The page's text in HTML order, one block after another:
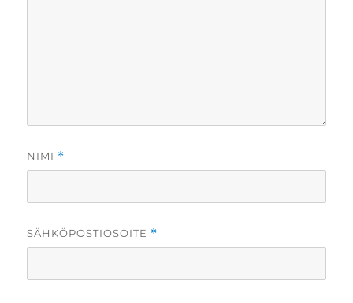
NIMI *
SÄHKÖPOSTIOSOITE *